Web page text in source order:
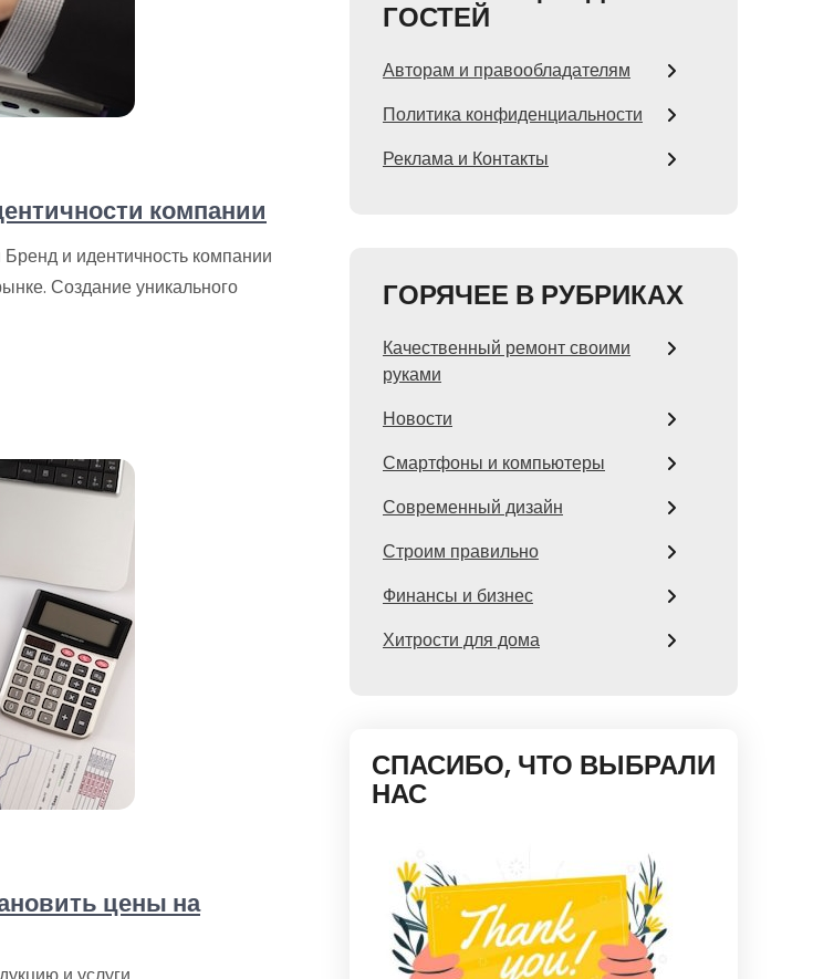
компании
и идентичность компании
Создание уникального
цены на
ГОСТЕЙ
Авторам и правообладателям
Политика конфиденциальности
Реклама и Контакты
ГОРЯЧЕЕ В РУБРИКАХ
Качественный ремонт своими
руками
Новости
Смартфоны и компьютеры
Современный дизайн
Строим правильно
Финансы и бизнес
Хитрости для дома
СПАСИБО, ЧТО ВЫБРАЛИ
НАС